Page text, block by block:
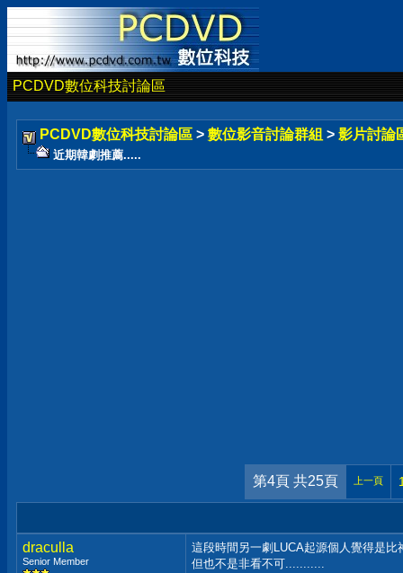
PCDVD數位科技討論區
PCDVD數位科技討論區 > 數位影音討論群組 > 影片討論
近期韓劇推薦.....
第4頁 共25頁 上一頁
draculla
Senior Member
這段時間另一劇LUCA起源個人覺得是
但也不是非看不可...........